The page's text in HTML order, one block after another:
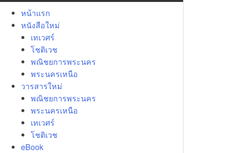
หน้าแรก
หนังสือใหม่
เทเวศร์
โชติเวช
พณิชยการพระนคร
พระนครเหนือ
วารสารใหม่
พณิชยการพระนคร
พระนครเหนือ
เทเวศร์
โชติเวช
eBook